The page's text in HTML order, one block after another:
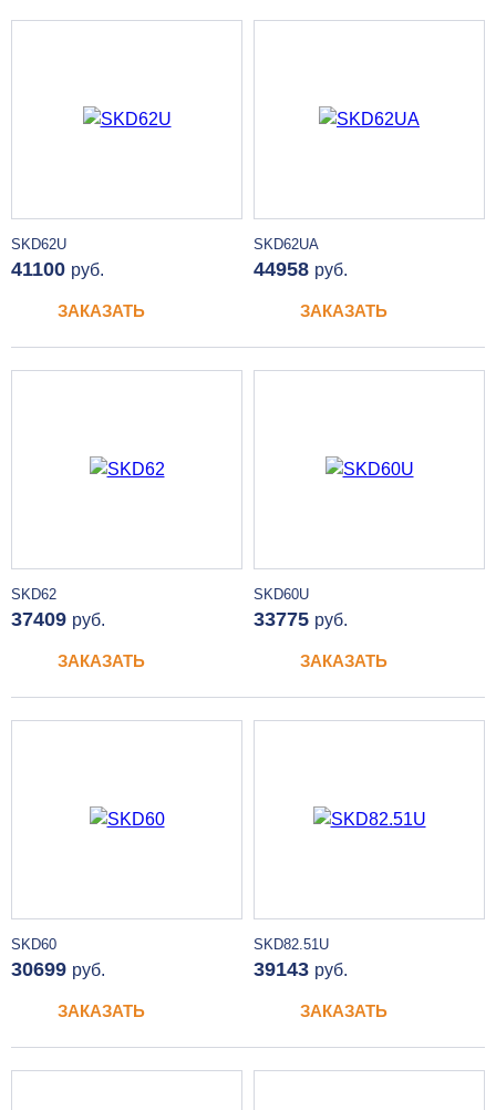
SKD62U
41100 руб.
ЗАКАЗАТЬ
SKD62UA
44958 руб.
ЗАКАЗАТЬ
SKD62
37409 руб.
ЗАКАЗАТЬ
SKD60U
33775 руб.
ЗАКАЗАТЬ
SKD60
30699 руб.
ЗАКАЗАТЬ
SKD82.51U
39143 руб.
ЗАКАЗАТЬ